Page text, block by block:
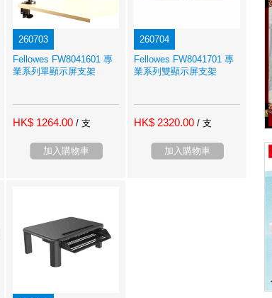
260703
Fellowes FW8041601 專
業系列單顯示屏支架
HK$ 1264.00 / 支
加入購物車
260704
Fellowes FW8041701 專
業系列雙顯示屏支架
HK$ 2320.00 / 支
加入購物車